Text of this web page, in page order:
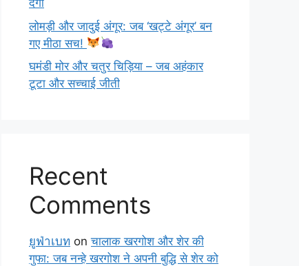
देगी
लोमड़ी और जादुई अंगूर: जब ‘खट्टे अंगूर’ बन
गए मीठा सच!
घमंडी मोर और चतुर चिड़िया – जब अहंकार
टूटा और सच्चाई जीती
Recent
Comments
ยูฟ่าเบท onचालाक खरगोश और शेर की
गुफा: जब नन्हे खरगोश ने अपनी बुद्धि से शेर को